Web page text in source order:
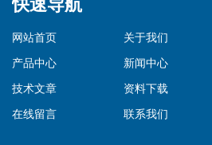
快速导航
网站首页
关于我们
产品中心
新闻中心
技术文章
资料下载
在线留言
联系我们